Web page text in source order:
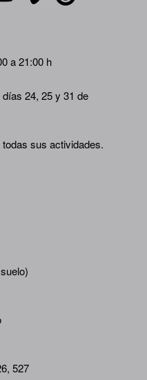
a 21:00 h
24, 25 y 31 de
sus actividades.
527